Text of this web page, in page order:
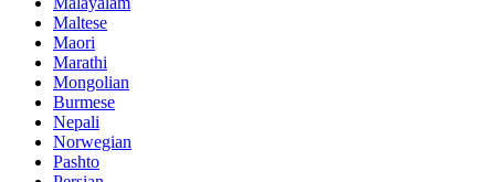
Maltese
Maori
Marathi
Mongolian
Burmese
Nepali
Norwegian
Pashto